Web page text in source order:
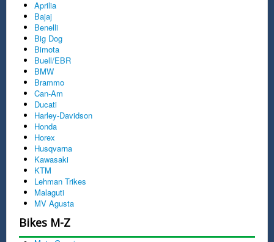
Aprilia
Bajaj
Benelli
Big Dog
Bimota
Buell/EBR
BMW
Brammo
Can-Am
Ducati
Harley-Davidson
Honda
Horex
Husqvarna
Kawasaki
KTM
Lehman Trikes
Malaguti
MV Agusta
Bikes M-Z